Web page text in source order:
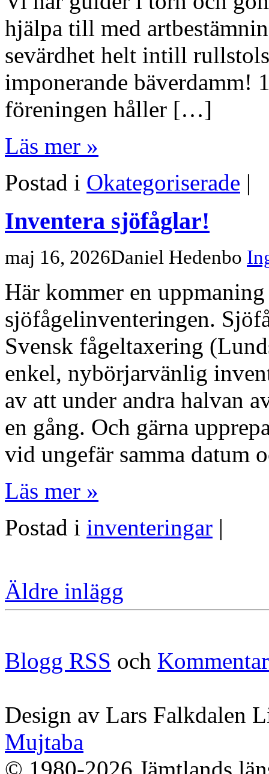
hjälpa till med
sevärdhet helt intill
imponerande bäverdamm!
föreningen håller […]
Läs mer »
Postad i Okategoriserade |
Inventera sjöfåglar!
maj 16, 2026Daniel Hedenbo
Här kommer en
sjöfågelinventeringen.
Svensk fågeltaxering
enkel, nybörjarvänlig
av att under andra halvan
en gång. Och gärna
vid ungefär samma
Läs mer »
Postad i inventeringar |
Äldre inlägg
Blogg RSS och
Design av Lars Falkdalen
Mujtaba